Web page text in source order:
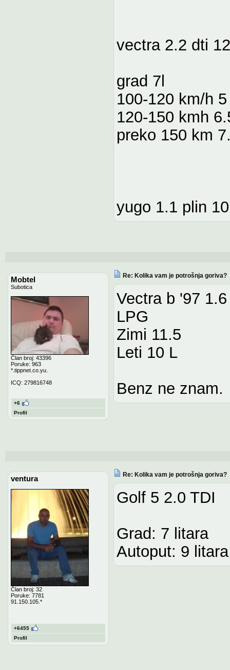
vectra 2.2 dti
grad 7l
100-120 km/h
120-150 kmh
preko 150 km
yugo 1.1 plin
Mobtel
Subotica
Član broj: 43396
Poruke: 963
*.tippnet.co.yu.
ICQ: 279816748
+6
Profil
Re: Kolika vam je potrošnja goriva?
Vectra b '97
LPG
Zimi 11.5
Leti 10 L
Benz ne znam.
ventura
Član broj: 32
Poruke: 7781
91.150.105.*
+6455
Profil
Re: Kolika vam je potrošnja goriva?
Golf 5 2.0 TDI
Grad: 7 litara
Autoput: 9 litara